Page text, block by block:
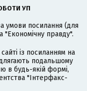
УП
умови посилання (для
"Економічну правду".
із посиланням на
подальшому
в будь-якій формі,
"Інтерфакс-